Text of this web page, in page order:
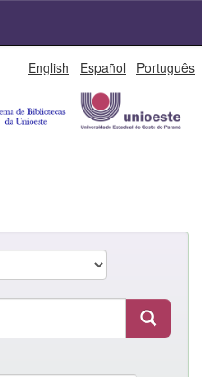
English Español Português